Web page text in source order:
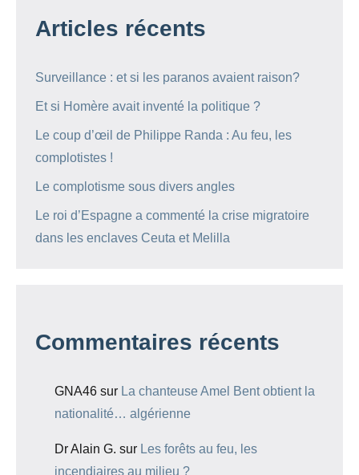
Articles récents
Surveillance : et si les paranos avaient raison?
Et si Homère avait inventé la politique ?
Le coup d’œil de Philippe Randa : Au feu, les
complotistes !
Le complotisme sous divers angles
Le roi d’Espagne a commenté la crise migratoire
dans les enclaves Ceuta et Melilla
Commentaires récents
GNA46 sur La chanteuse Amel Bent obtient la
nationalité… algérienne
Dr Alain G. sur Les forêts au feu, les
incendiaires au milieu ?